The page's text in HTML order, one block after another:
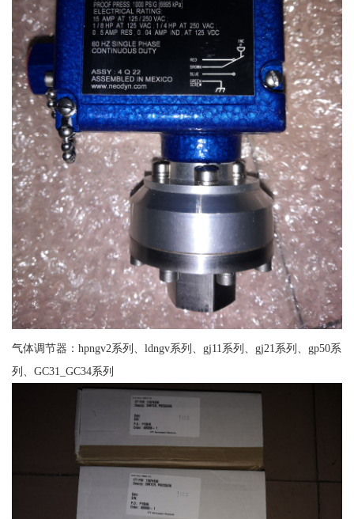
气体调节器：hpngv2系列、ldngv系列、gj11系列、gj21系列、gp50系
列、GC31_GC34系列